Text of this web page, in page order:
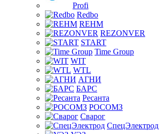
Profi
Redbo
REHM
REZONVER
START
Time Group
WIT
WTL
АГНИ
БАРС
Ресанта
РОСОМЗ
Сварог
СпецЭлектрод